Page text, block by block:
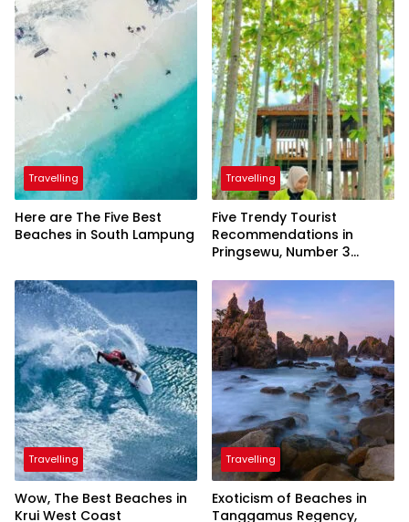
Travelling
Here are The Five Best
Beaches in South Lampung
Travelling
Five Trendy Tourist
Recommendations in
Pringsewu, Number 3
President
Travelling
Wow, The Best Beaches in
Krui West Coast
Travelling
Exoticism of Beaches in
Tanggamus Regency,